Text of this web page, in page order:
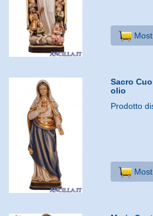
Sacro
olio
Prodotto